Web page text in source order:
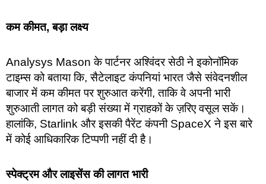
कम कीमत, बड़ा लक्ष्य
Analysys Mason के पार्टनर अश्विंदर सेठी ने इकोनॉमिक
टाइम्स को बताया कि, सैटेलाइट कंपनियां भारत जैसे संवेदनशील
बाजार में कम कीमत पर शुरुआत करेंगी, ताकि वे अपनी भारी
शुरुआती लागत को बड़ी संख्या में ग्राहकों के ज़रिए वसूल सकें।
हालांकि, Starlink और इसकी पैरेंट कंपनी SpaceX ने इस बारे
में कोई आधिकारिक टिप्पणी नहीं दी है।
स्पेक्ट्रम और लाइसेंस की लागत भारी